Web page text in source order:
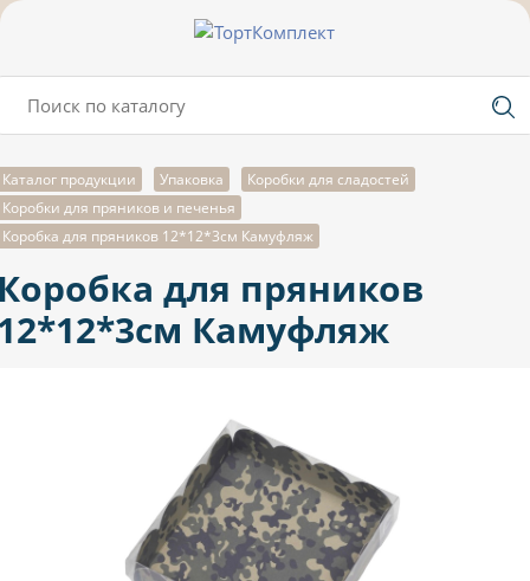
Каталог продукции Упаковка
Коробки для сладостей
Коробки для пряников и печенья
Коробка для пряников 12*12*3см Камуфляж
для пряников
Камуфляж